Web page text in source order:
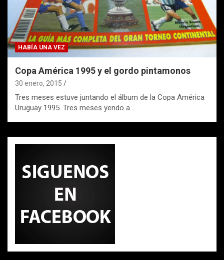
HABÍA UNA VEZ
Copa América 1995 y el gordo pintamonos
30 enero, 2015
Tres meses estuve juntando el álbum de la Copa América
Uruguay 1995. Tres meses yendo a…